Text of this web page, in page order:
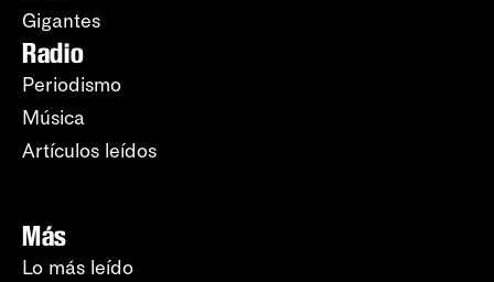
Gigantes
Radio
Periodismo
Música
Artículos leídos
Más
Lo más leído